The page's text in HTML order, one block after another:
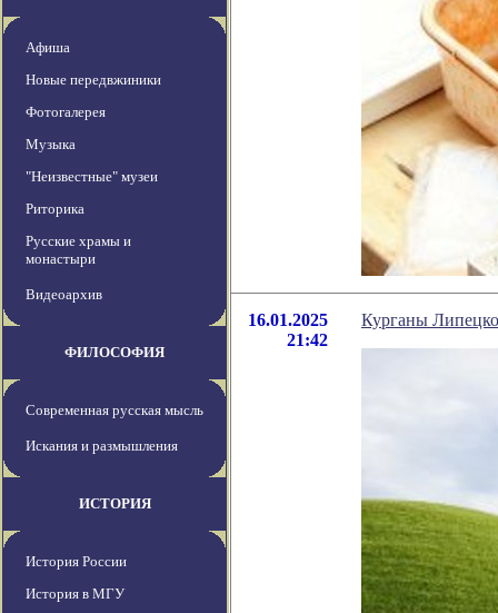
Афиша
Новые передвжиники
Фотогалерея
Музыка
"Неизвестные" музеи
Риторика
Русские храмы и
монастыри
Видеоархив
ФИЛОСОФИЯ
Современная русская мысль
Искания и размышления
ИСТОРИЯ
История России
История в МГУ
16.01.2025
21:42
Курганы